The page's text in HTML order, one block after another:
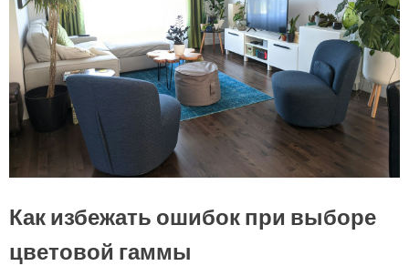
Как избежать ошибок при выборе
цветовой гаммы